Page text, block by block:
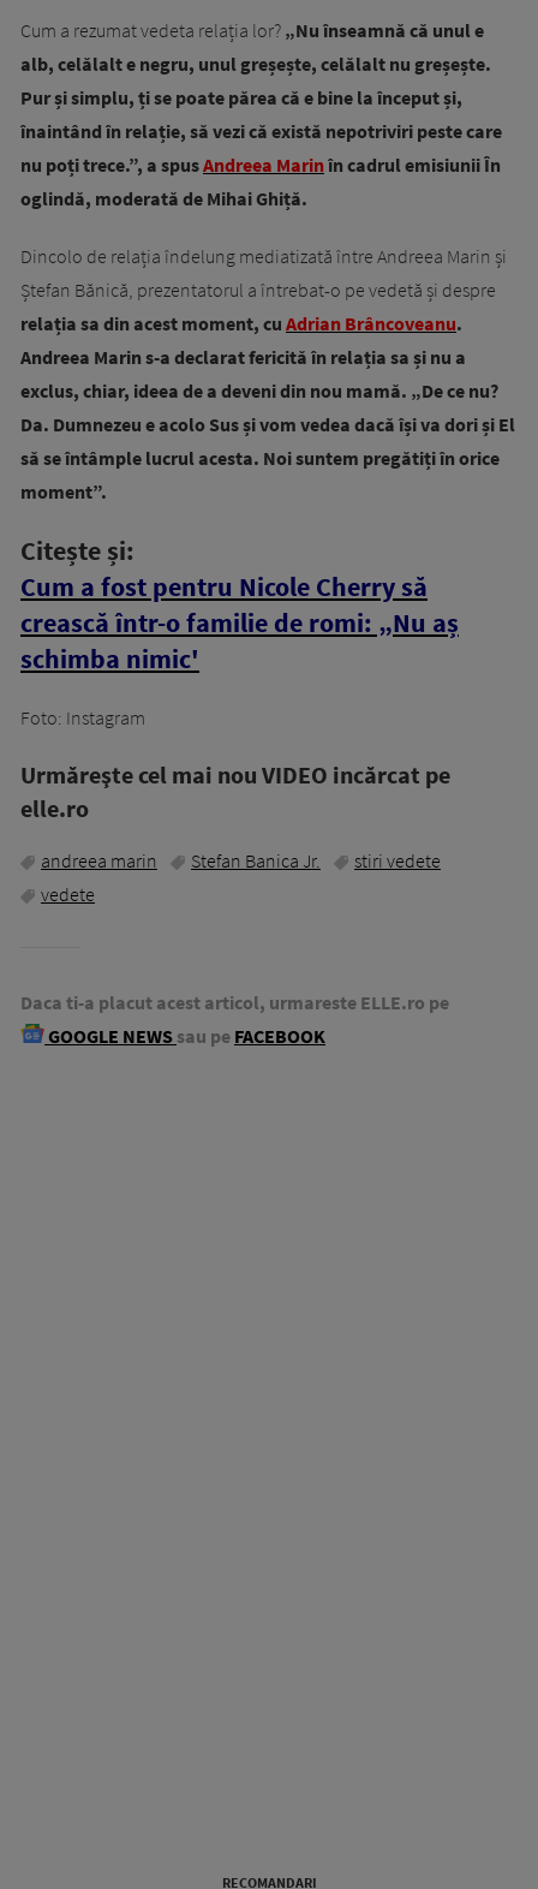
Cum a rezumat vedeta relația lor? „Nu înseamnă că unul e
alb, celălalt e negru, unul greșește, celălalt nu greșește.
Pur și simplu, ți se poate părea că e bine la început și,
înaintând în relație, să vezi că există nepotriviri peste care
nu poți trece.”, a spusAndreea Marinîn cadrul emisiunii În
oglindă, moderată de Mihai Ghiță.
Dincolo de relația îndelung mediatizată între Andreea Marin și
Ștefan Bănică, prezentatorul a întrebat-o pe vedetă și despre
relația sa din acest moment, cu Adrian Brâncoveanu.
Andreea Marin s-a declarat fericită în relația sa și nu a
exclus, chiar, ideea de a deveni din nou mamă. „De ce nu?
Da. Dumnezeu e acolo Sus și vom vedea dacă își va dori și El
să se întâmple lucrul acesta. Noi suntem pregătiți în orice
moment”.
Citește și:
Cum a fost pentru Nicole Cherry să
crească într-o familie de romi: „Nu aș
schimba nimic'
Foto: Instagram
Urmăreşte cel mai nou VIDEO incărcat pe
elle.ro
andreea marin Stefan Banica Jr.
stiri vedete
vedete
Daca ti-a placut acest articol, urmareste ELLE.ro pe
GOOGLE NEWS sau pe FACEBOOK
RECOMANDARI